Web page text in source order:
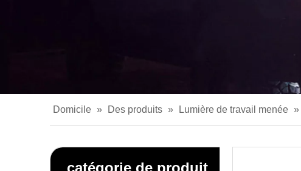
Domicile » Des produits » Lumière de travail menée »
catégorie de produit